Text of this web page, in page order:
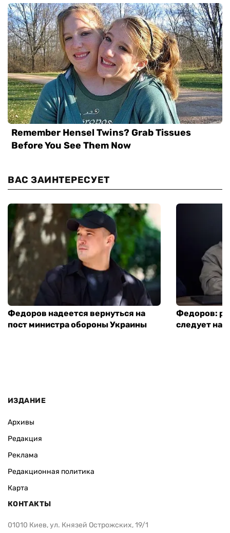
ВАС ЗАИНТЕРЕСУЕТ
Федоров надеется вернуться на
пост министра обороны Украины
Федоров:
следует
ИЗДАНИЕ
Архивы
Редакция
Реклама
Редакционная политика
Карта
КОНТАКТЫ
01010 Киев, ул. Князей Острожских, 19/1